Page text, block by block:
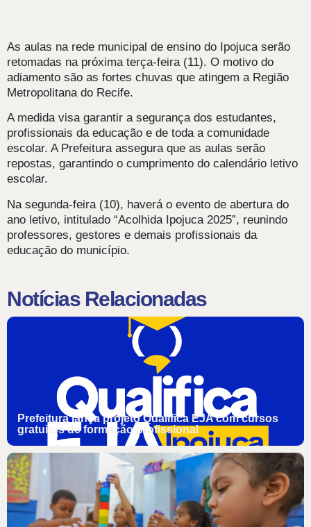
As aulas na rede municipal de ensino do Ipojuca serão
retomadas na próxima terça-feira (11). O motivo do
adiamento são as fortes chuvas que atingem a Região
Metropolitana do Recife.
A medida visa garantir a segurança dos estudantes,
profissionais da educação e de toda a comunidade
escolar. A Prefeitura assegura que as aulas serão
repostas, garantindo o cumprimento do calendário letivo
escolar.
Na segunda-feira (10), haverá o evento de abertura do
ano letivo, intitulado “Acolhida Ipojuca 2025”, reunindo
professores, gestores e demais profissionais da
educação do município.
Notícias Relacionadas
Prefeitura lança projeto Qualifica EJA com cursos
gratuitos de formação profissional